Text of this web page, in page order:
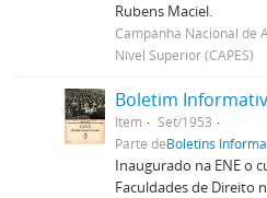
Rubens Maciel.
Campanha Nacional de
Nível Superior (CAPES)
Boletim
Item
Set/1953
Parte deBoletins
Inaugurado na ENE o
Faculdades de Direito